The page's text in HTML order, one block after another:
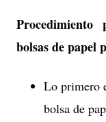
bolsas de papel
Lo primero
bolsa de